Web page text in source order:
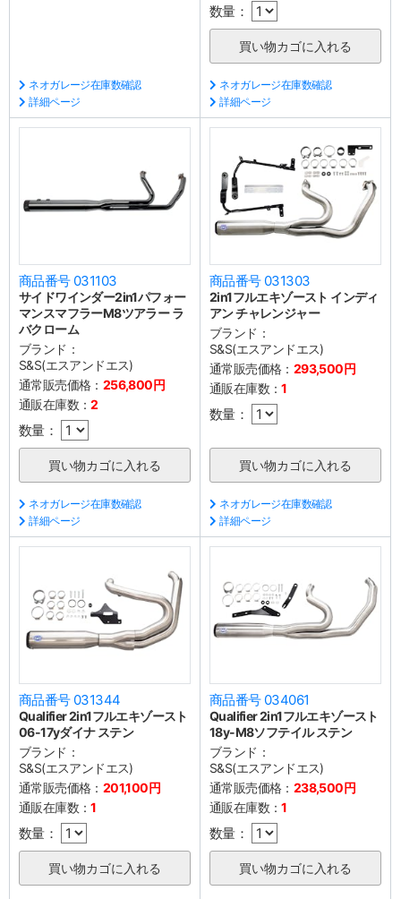
ネオガレージ在庫数確認
詳細ページ
数量：
ネオガレージ在庫数確認
詳細ページ
商品番号 031103
サイドワインダー2in1パフォー
マンスマフラーM8ツアラー ラ
バクローム
ブランド：
S&S(エスアンドエス)
通常販売価格： 256,800円
通販在庫数：2
数量：
ネオガレージ在庫数確認
詳細ページ
商品番号 031303
2in1フルエキゾースト インディ
アン チャレンジャー
ブランド：
S&S(エスアンドエス)
通常販売価格： 293,500円
通販在庫数：1
数量：
ネオガレージ在庫数確認
詳細ページ
商品番号 031344
Qualifier 2in1フルエキゾースト
06-17yダイナ ステン
ブランド：
S&S(エスアンドエス)
通常販売価格： 201,100円
通販在庫数：1
数量：
商品番号 034061
Qualifier 2in1フルエキゾースト
18y-M8ソフテイル ステン
ブランド：
S&S(エスアンドエス)
通常販売価格： 238,500円
通販在庫数：1
数量：